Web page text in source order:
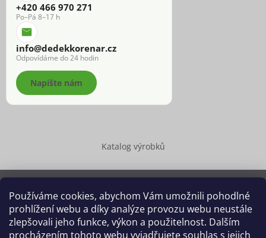
Používáme cookies, abychom Vám umožnili pohodlné
prohlížení webu a díky analýze provozu webu neustále
zlepšovali jeho funkce, výkon a použitelnost. Dalším
procházením tohoto webu vyjadřujete souhlas s jejich
+420 466 970 271
Po–Pá 8–17 h
info@dedekkorenar.cz
Odpovídáme do 24 hodin
Napište nám
Katalog výrobků
Copyright 2026 Dědek kořenář®
. Všechna práva vyhrazena.
Upravit nastavení cookies